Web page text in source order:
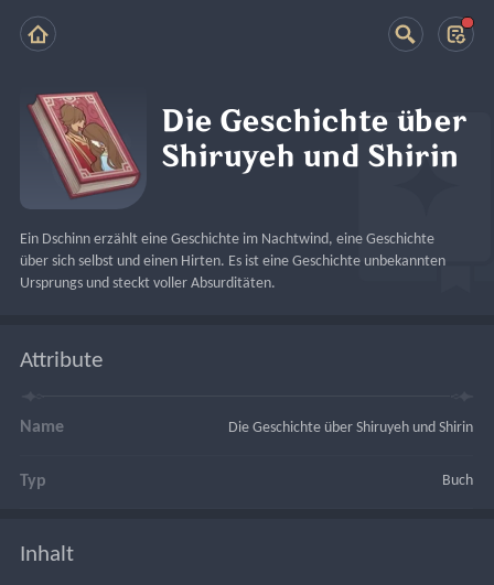
Die Geschichte über
Shiruyeh und Shirin
Ein Dschinn erzählt eine Geschichte im Nachtwind, eine Geschichte
über sich selbst und einen Hirten. Es ist eine Geschichte unbekannten
Ursprungs und steckt voller Absurditäten.
Attribute
Name Die Geschichte über Shiruyeh und Shirin
Typ Buch
Inhalt